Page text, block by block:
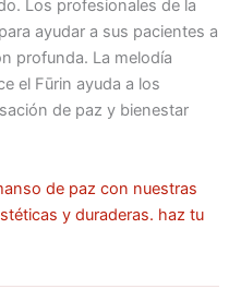
Los profesionales de la
ayudar a sus pacientes a
profunda. La melodía
el Fūrin ayuda a los
de paz y bienestar
de paz con nuestras
y duraderas. haz tu